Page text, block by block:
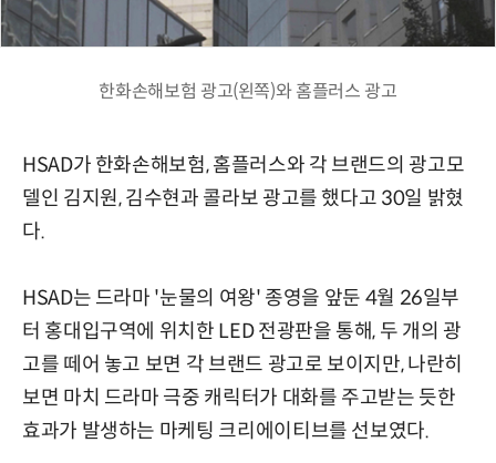
한화손해보험 광고(왼쪽)와 홈플러스 광고
HSAD가 한화손해보험, 홈플러스와 각 브랜드의 광고모
델인 김지원, 김수현과 콜라보 광고를 했다고 30일 밝혔
다.
HSAD는 드라마 '눈물의 여왕' 종영을 앞둔 4월 26일부
터 홍대입구역에 위치한 LED 전광판을 통해, 두 개의 광
고를 떼어 놓고 보면 각 브랜드 광고로 보이지만, 나란히
보면 마치 드라마 극중 캐릭터가 대화를 주고받는 듯한
효과가 발생하는 마케팅 크리에이티브를 선보였다.